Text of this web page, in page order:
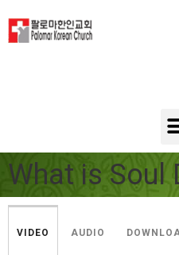
What is Soul
VIDEO AUDIO